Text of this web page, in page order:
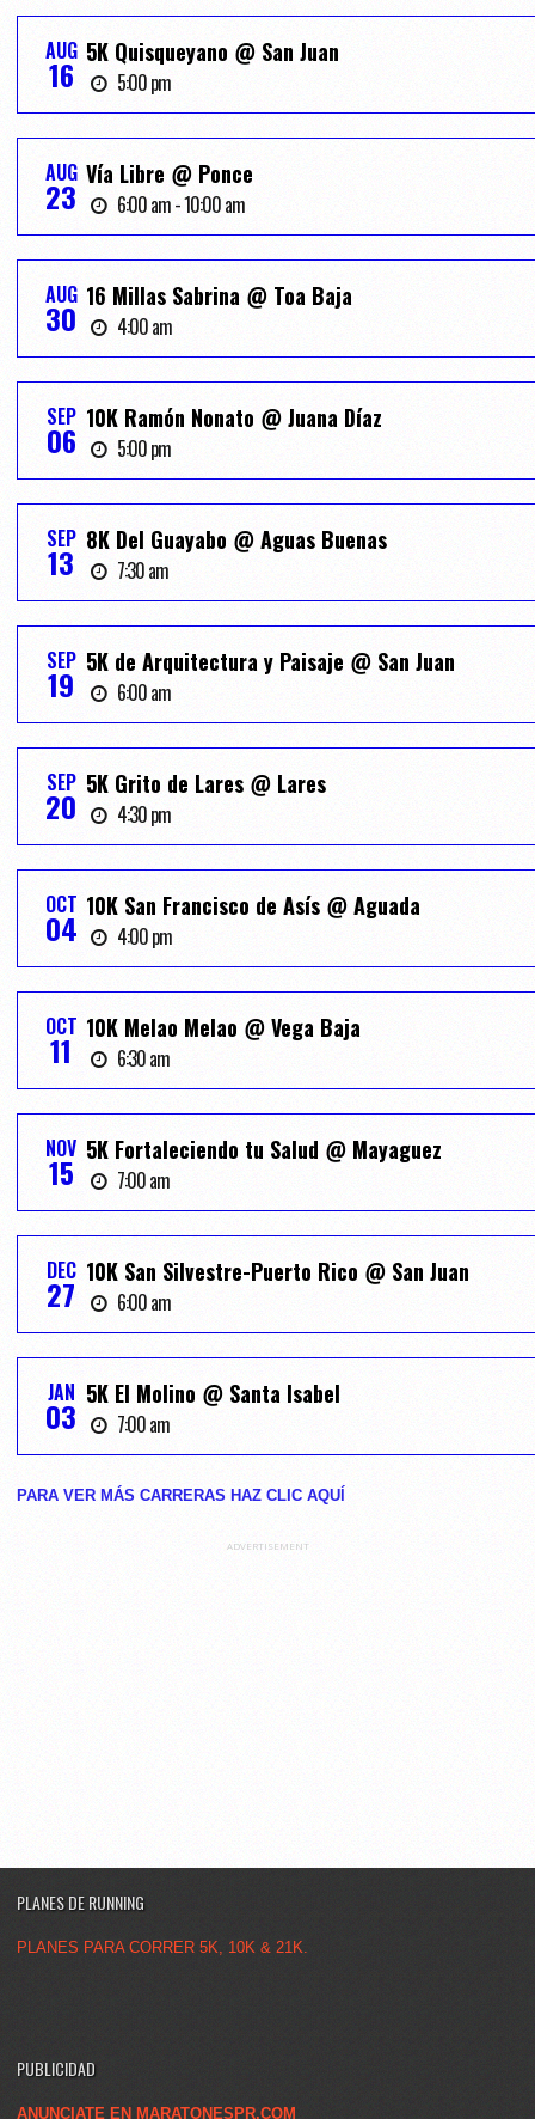
AUG
16
5K Quisqueyano @ San Juan
5:00 pm
AUG
23
Vía Libre @ Ponce
6:00 am - 10:00 am
AUG
30
16 Millas Sabrina @ Toa Baja
4:00 am
SEP
06
10K Ramón Nonato @ Juana Díaz
5:00 pm
SEP
13
8K Del Guayabo @ Aguas Buenas
7:30 am
SEP
19
5K de Arquitectura y Paisaje @ San Juan
6:00 am
SEP
20
5K Grito de Lares @ Lares
4:30 pm
OCT
04
10K San Francisco de Asís @ Aguada
4:00 pm
OCT
11
10K Melao Melao @ Vega Baja
6:30 am
NOV
15
5K Fortaleciendo tu Salud @ Mayaguez
7:00 am
DEC
27
10K San Silvestre-Puerto Rico @ San Juan
6:00 am
JAN
03
5K El Molino @ Santa Isabel
7:00 am
PARA VER MÁS CARRERAS HAZ CLIC AQUĺ
ADVERTISEMENT
PLANES DE RUNNING
PLANES PARA CORRER 5K, 10K & 21K.
PUBLICIDAD
ANUNCIATE EN MARATONESPR.COM